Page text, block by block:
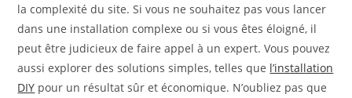
la complexité du site. Si vous ne souhaitez pas vous lancer
dans une installation complexe ou si vous êtes éloigné, il
peut être judicieux de faire appel à un expert. Vous pouvez
aussi explorer des solutions simples, telles que l’installation
DIY pour un résultat sûr et économique. N’oubliez pas que